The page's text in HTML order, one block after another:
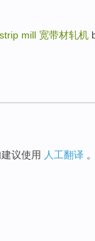
mill 宽带材轧机
议使用 人工翻译